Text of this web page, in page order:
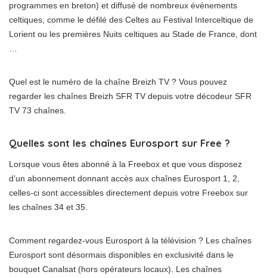
programmes en breton) et diffusé de nombreux événements
celtiques, comme le défilé des Celtes au Festival Interceltique de
Lorient ou les premières Nuits celtiques au Stade de France, dont
Quel est le numéro de la chaîne Breizh TV ? Vous pouvez
regarder les chaînes Breizh SFR TV depuis votre décodeur SFR
TV 73 chaînes.
Quelles sont les chaînes Eurosport sur Free ?
Lorsque vous êtes abonné à la Freebox et que vous disposez
d’un abonnement donnant accès aux chaînes Eurosport 1, 2,
celles-ci sont accessibles directement depuis votre Freebox sur
les chaînes 34 et 35.
Comment regardez-vous Eurosport à la télévision ? Les chaînes
Eurosport sont désormais disponibles en exclusivité dans le
bouquet Canalsat (hors opérateurs locaux). Les chaînes